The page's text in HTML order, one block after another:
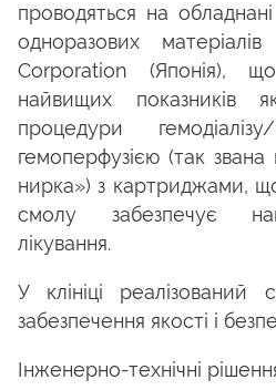
проводяться на
одноразових
Corporation (Японія),
найвищих показників
процедури гемодіалізу/
гемоперфузією (так
нирка») з картриджами,
смолу забезпечує
лікування.
У клініці реалізований
забезпечення якості і
Інженерно-технічні